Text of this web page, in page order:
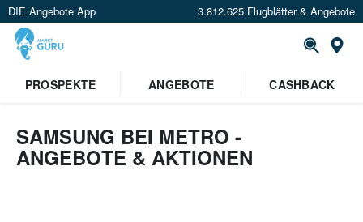
DIE Angebote App 3.812.625 Flugblätter & Angebote
Standort festlegen
PROSPEKTE ANGEBOTE CASHBACK
SAMSUNG BEI METRO -
ANGEBOTE & AKTIONEN